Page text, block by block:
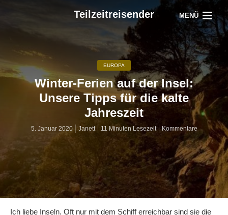
Teilzeitreisender MENÜ
EUROPA
Winter-Ferien auf der Insel:
Unsere Tipps für die kalte
Jahreszeit
5. Januar 2020 Janett 11 Minuten Lesezeit Kommentare
Ich liebe Inseln. Oft nur mit dem Schiff erreichbar sind sie die